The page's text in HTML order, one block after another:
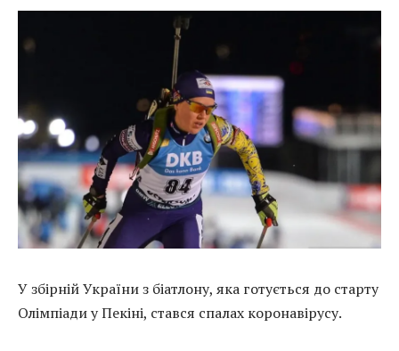
У збірній України з біатлону, яка готується до старту
Олімпіади у Пекіні, стався спалах коронавірусу.